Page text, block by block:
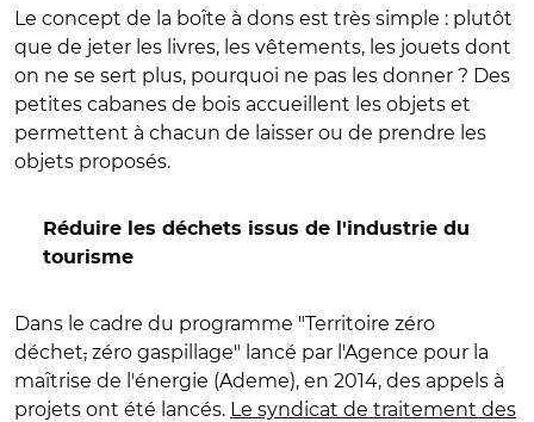
Le concept de la boîte à dons est très simple : plutôt
que de jeter les livres, les vêtements, les jouets dont
on ne se sert plus, pourquoi ne pas les donner ? Des
petites cabanes de bois accueillent les objets et
permettent à chacun de laisser ou de prendre les
objets proposés.
Réduire les déchets issus de l'industrie du
tourisme
Dans le cadre du programme "Territoire zéro
déchet, zéro gaspillage" lancé par l'Agence pour la
maîtrise de l'énergie (Ademe), en 2014, des appels à
projets ont été lancés. Le syndicat de traitement des